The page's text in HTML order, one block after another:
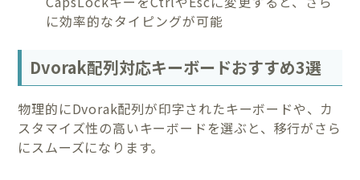
に効率的なタイピングが可能
Dvorak配列対応キーボードおすすめ3選
物理的にDvorak配列が印字されたキーボードや、カ
スタマイズ性の高いキーボードを選ぶと、移行がさら
にスムーズになります。